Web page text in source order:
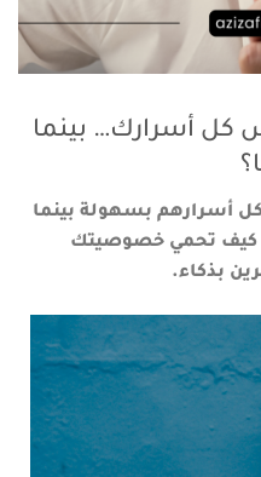
كل أسرارك… بينما
أسرارهم بسهولة بينما
كيف تحمي خصوصيتك
بذكاء.